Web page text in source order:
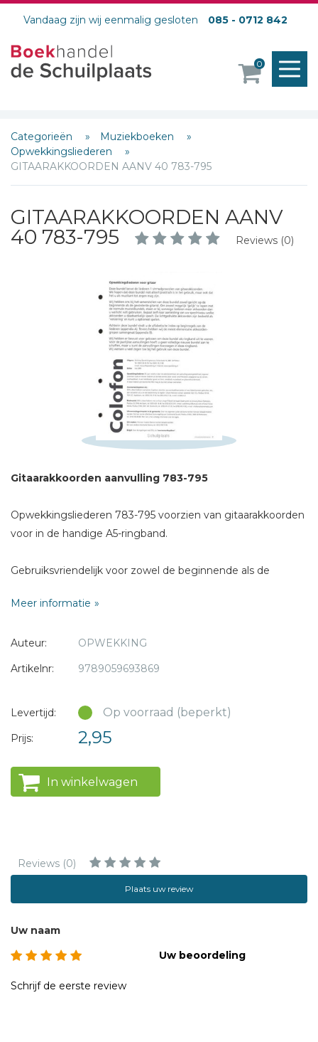
Vandaag zijn wij eenmalig gesloten 085 - 0712 842
0
Categorieën
Muziekboeken
Opwekkingsliederen
GITAARAKKOORDEN AANV 40 783-795
GITAARAKKOORDEN AANV
40 783-795
Reviews (0)
Gitaarakkoorden aanvulling 783-795
Opwekkingsliederen 783-795 voorzien van gitaarakkoorden
voor in de handige A5-ringband.
Gebruiksvriendelijk voor zowel de beginnende als de
Meer informatie
Auteur:
OPWEKKING
Artikelnr:
9789059693869
Levertijd: Op voorraad (beperkt)
Prijs: 2,95
In winkelwagen
Reviews (0)
Plaats uw review
Schrijf hieronder je review!
Uw naam
Uw beoordeling
Schrijf de eerste review